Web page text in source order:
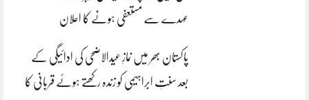
عہدے سے مستعفی ہونے کا اعلان
پاکستان بھر میں نمازِ عیدالاضحی کی ادائیگی کے
بعد سنتِ ابراہیمی کو زندہ رکھتے ہوئے قربانی کا